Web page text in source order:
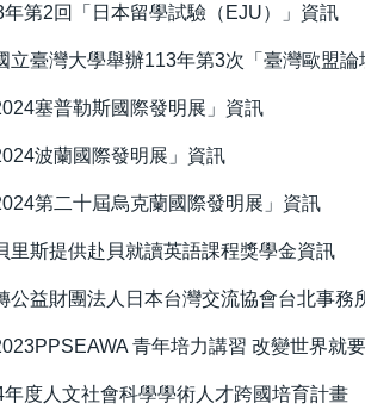
年第2回「日本留學試驗（EJU）」資訊
立臺灣大學舉辦113年第3次「臺灣歐盟
塞普勒斯國際發明展」資訊
波蘭國際發明展」資訊
第二十屆烏克蘭國際發明展」資訊
里斯提供赴貝就讀英語課程獎學金資訊
公益財團法人日本台灣交流協會台北事
青年培力講習 改變世界就
年度人文社會科學學術人才跨國培育計畫